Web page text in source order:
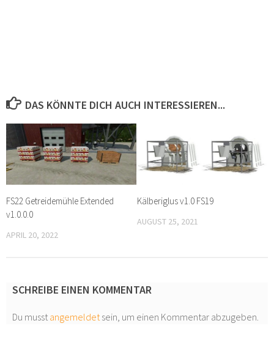
DAS KÖNNTE DICH AUCH INTERESSIEREN...
FS22 Getreidemühle Extended
v1.0.0.0
APRIL 20, 2022
Kälberiglus v1.0 FS19
AUGUST 25, 2021
SCHREIBE EINEN KOMMENTAR
Du musstangemeldetsein, um einen Kommentar abzugeben.